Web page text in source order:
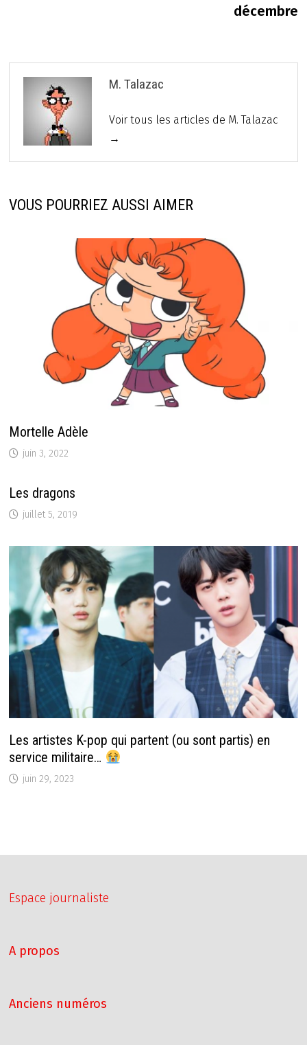
décembre
M. Talazac
Voir tous les articles de M. Talazac
→
VOUS POURRIEZ AUSSI AIMER
Mortelle Adèle
juin 3, 2022
Les dragons
juillet 5, 2019
Les artistes K-pop qui partent (ou sont partis) en
service militaire…
juin 29, 2023
Espace journaliste
A propos
Anciens numéros